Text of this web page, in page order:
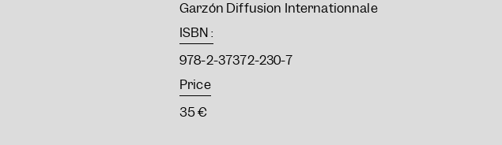
Garzón Diffusion Internationnale
ISBN :
978-2-37372-230-7
Price
35 €